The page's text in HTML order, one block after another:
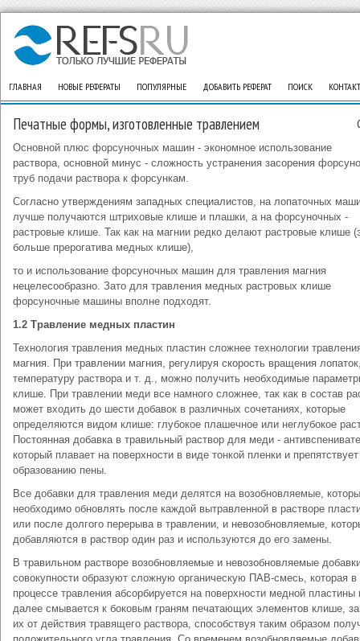
ГЛАВНАЯ НОВЫЕ РЕФЕРАТЫ ПОПУЛЯРНЫЕ ДОБАВИТЬ РЕФЕРАТ ПОИСК
Печатные формы, изготовленные травлением
Основной плюс форсуночных машин - экономное использование
раствора, основной минус - сложность устранения засорения
труб подачи раствора к форсункам.
Согласно утверждениям западных специалистов, на лопаточных
лучше получаются штриховые клише и плашки, а на форсуночных -
растровые клише. Так как на магнии редко делают растровые клише
больше прерогатива медных клише),
то и использование форсуночных машин для травления магния
нецелесообразно. Зато для травления медных растровых клише
форсуночные машины вполне подходят.
1.2 Травление медных пластин
Технология травления медных пластин сложнее технологии
магния. При травлении магния, регулируя скорость вращения
температуру раствора и т. д., можно получить необходимые
клише. При травлении меди все намного сложнее, так как в состав
может входить до шести добавок в различных сочетаниях, которые
определяются видом клише: глубокое плашечное или неглубокое
Постоянная добавка в травильный раствор для меди -
который плавает на поверхности в виде тонкой пленки и препятствует
образованию пены.
Все добавки для травления меди делятся на возобновляемые,
необходимо обновлять после каждой вытравленной в растворе
или после долгого перерыва в травлении, и невозобновляемые,
добавляются в раствор один раз и используются до его замены.
В травильном растворе возобновляемые и невозобновляемые
совокупности образуют сложную органическую ПАВ-смесь, которая в
процессе травления абсорбируется на поверхности медной пластины
далее смывается к боковым граням печатающих элементов клише,
их от действия травящего раствора, способствуя таким образом